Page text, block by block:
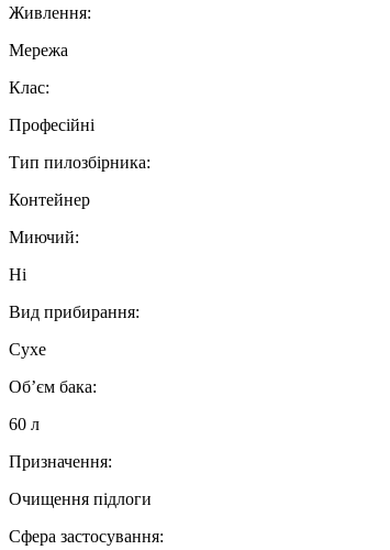
Живлення:
Мережа
Клас:
Професійні
Тип пилозбірника:
Контейнер
Миючий:
Ні
Вид прибирання:
Сухе
Об’єм бака:
60 л
Призначення:
Очищення підлоги
Сфера застосування: